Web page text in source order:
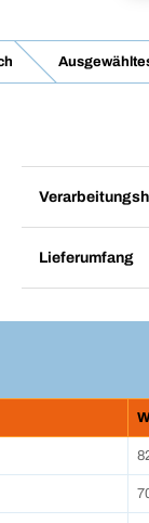
Lieferumfang